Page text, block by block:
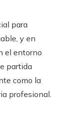
para
y en
el entorno
partida
como la
profesional.